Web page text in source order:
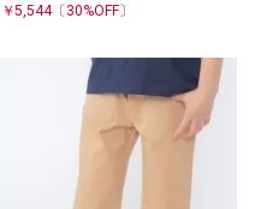
￥5,544〔30%OFF〕